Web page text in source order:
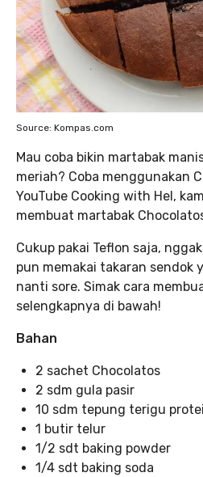
Source: Kompas.com
Mau coba bikin martabak
meriah? Coba menggunakan
YouTube Cooking with Hel,
membuat martabak
Cukup pakai Teflon saja,
pun memakai takaran sendok
nanti sore. Simak cara
selengkapnya di bawah!
Bahan
2 sachet Chocolatos
2 sdm gula pasir
10 sdm tepung terigu
1 butir telur
1/2 sdt baking powder
1/4 sdt baking soda